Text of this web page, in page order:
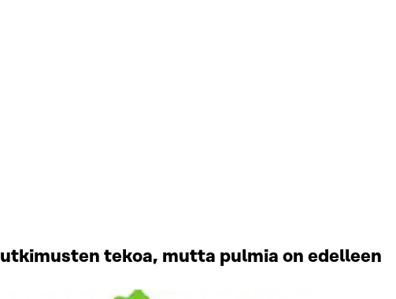
tekoa, mutta pulmia on edelleen